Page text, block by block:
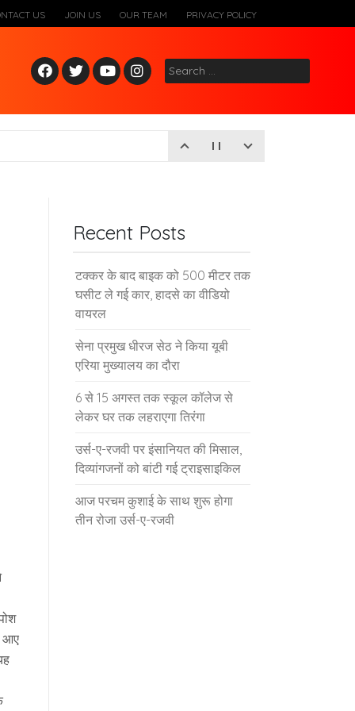
US JOIN US OUR TEAM PRIVACY POLICY
Fac
ebo
Twitt
er
Yout
ube
Inst
agr
Search
for:
आए
Recent Posts
टक्कर के बाद बाइक को 500 मीटर तक
घसीट ले गई कार, हादसे का वीडियो
वायरल
सेना प्रमुख धीरज सेठ ने किया यूबी
एरिया मुख्यालय का दौरा
6 से 15 अगस्त तक स्कूल कॉलेज से
लेकर घर तक लहराएगा तिरंगा
उर्स-ए-रजवी पर इंसानियत की मिसाल,
दिव्यांगजनों को बांटी गई ट्राइसाइकिल
आज परचम कुशाई के साथ शुरू होगा
तीन रोजा उर्स-ए-रजवी